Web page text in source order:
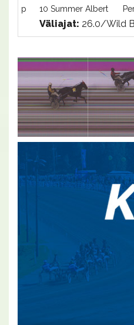
p 10 Summer Albert
Väliajat: 26.0/Wild